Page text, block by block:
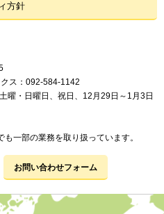
方針
ス：092-584-1142
曜・日曜日、祝日、12月29日～1月3日
一部の業務を取り扱っています。
お問い合わせフォーム